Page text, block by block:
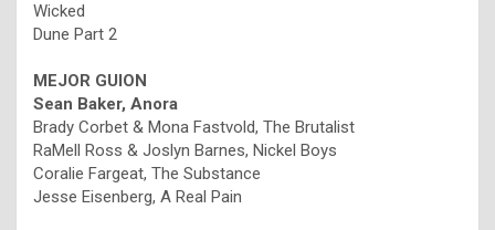
Wicked
Dune Part 2
MEJOR GUION
Sean Baker, Anora
Brady Corbet & Mona Fastvold, The Brutalist
RaMell Ross & Joslyn Barnes, Nickel Boys
Coralie Fargeat, The Substance
Jesse Eisenberg, A Real Pain